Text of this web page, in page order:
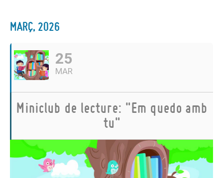
MARÇ, 2026
25
MAR
Miniclub de lecture: "Em quedo amb
tu"